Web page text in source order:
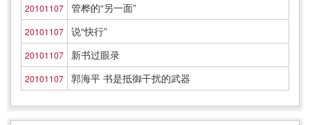
20101107 管桦的“另一面”
20101107 说“快行”
20101107 新书过眼录
20101107 郭海平 书是抵御干扰的武器